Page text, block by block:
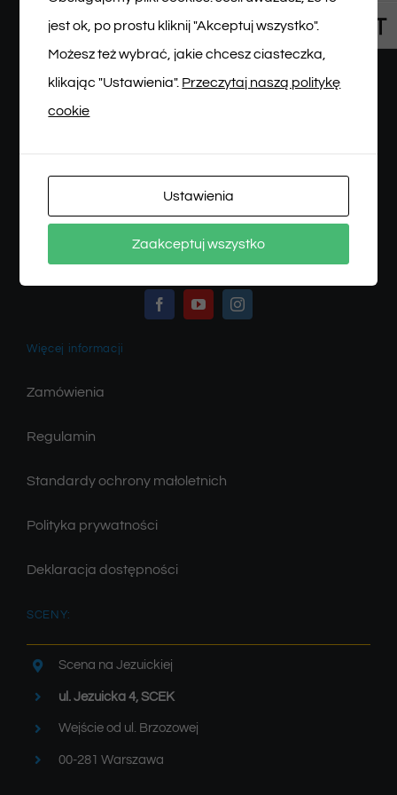
BIURO OBSŁUGI WIDZA
Email: bilety@teatrmalegowidza.pl
WWW: teatrmalegowidza.pl
Więcej informacji
Zamówienia
Regulamin
Standardy ochrony małoletnich
Polityka prywatności
Deklaracja dostępności
SCENY:
Scena na Jezuickiej
ul. Jezuicka 4, SCEK
Wejście od ul. Brzozowej
00-281 Warszawa
jest ok, po prostu kliknij "Akceptuj wszystko".
Możesz też wybrać, jakie chcesz ciasteczka,
klikając "Ustawienia". Przeczytaj naszą politykę
cookie
Ustawienia
Zaakceptuj wszystko